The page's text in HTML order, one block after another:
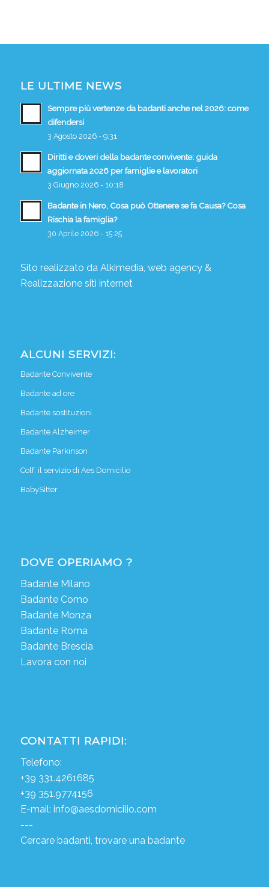
LE ULTIME NEWS
Sempre più vertenze da badanti anche nel 2026: come
difendersi
3 Agosto 2026 - 9:31
Diritti e doveri della badante convivente: guida
aggiornata 2026 per famiglie e lavoratori
3 Giugno 2026 - 10:18
Badante in Nero, Cosa può Ottenere se fa Causa? Cosa
Rischia la famiglia?
30 Aprile 2026 - 15:25
Sito realizzato da Alkimedia, web agency&
Realizzazione siti internet
ALCUNI SERVIZI:
Badante Convivente
Badante ad ore
Badante sostituzioni
Badante Alzheimer
Badante Parkinson
Colf: il servizio di Aes Domicilio
BabySitter
DOVE OPERIAMO ?
Badante Milano
Badante Como
Badante Monza
Badante Roma
Badante Brescia
Lavora con noi
CONTATTI RAPIDI:
Telefono:
+39 331.4261685
+39 351.9774156
E-mail: info@aesdomicilio.com
---
Cercare badanti, trovare una badante